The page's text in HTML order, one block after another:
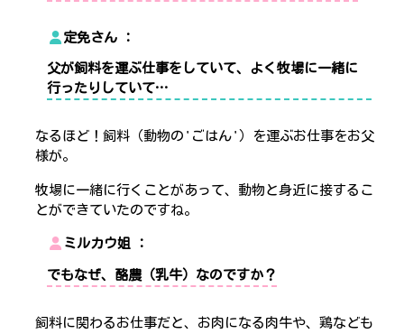
定免さん
父が飼料を運ぶ仕事をしていて、よく牧場に一緒に
行ったりしていて…
なるほど！飼料（動物の'ごはん'）を運ぶお仕事をお父
様が。
牧場に一緒に行くことがあって、動物と身近に接するこ
とができていたのですね。
ミルカウ姐
でもなぜ、酪農（乳牛）なのですか？
飼料に関わるお仕事だと、お肉になる肉牛や、鶏なども